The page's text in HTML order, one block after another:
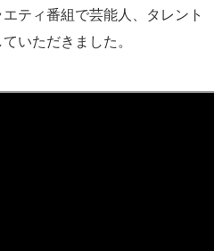
ティ番組で芸能人、タレント
いただきました。